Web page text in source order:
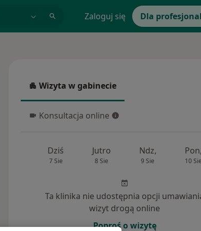
Zaloguj się Dla
Wizyta w gabinecie
Wizyta w gabinecie
Konsultacja online
Konsultacja online
Dziś
7 Sie
Jutro
8 Sie
Ndz,
9 Sie
Pon,
10 Sie
Ta klinika nie udostępnia opcji
wizyt drogą online
Poproś o wizytę